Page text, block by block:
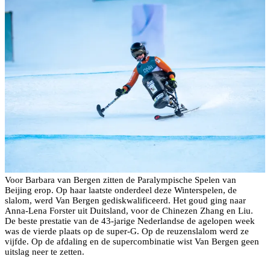
Voor Barbara van Bergen zitten de Paralympische Spelen van
Beijing erop. Op haar laatste onderdeel deze Winterspelen, de
slalom, werd Van Bergen gediskwalificeerd. Het goud ging naar
Anna-Lena Forster uit Duitsland, voor de Chinezen Zhang en Liu.
De beste prestatie van de 43-jarige Nederlandse de agelopen week
was de vierde plaats op de super-G. Op de reuzenslalom werd ze
vijfde. Op de afdaling en de supercombinatie wist Van Bergen geen
uitslag neer te zetten.